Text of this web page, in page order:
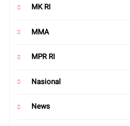
MK RI
MMA
MPR RI
Nasional
News